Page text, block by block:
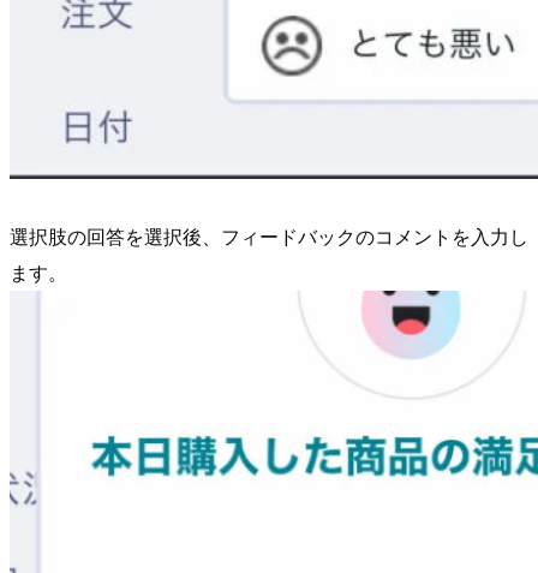
選択肢の回答を選択後、フィードバックのコメントを入力し
ます。